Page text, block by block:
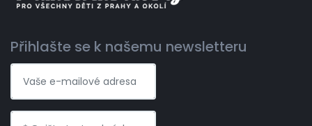
Přihlašte se k našemu newsletteru